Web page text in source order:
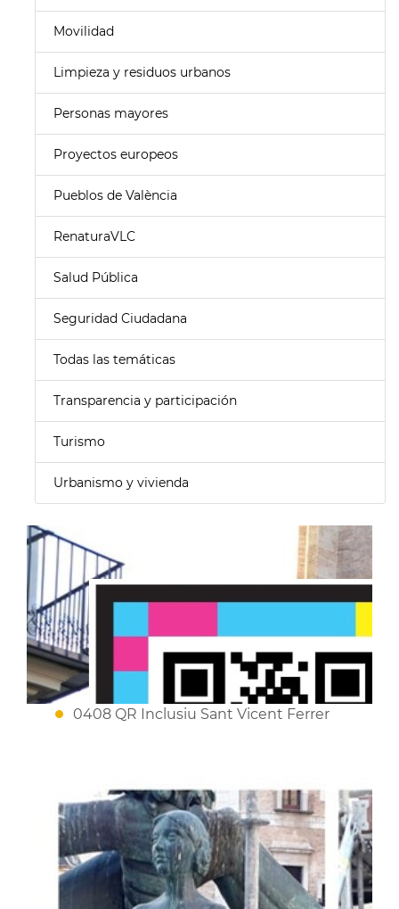
Movilidad
Limpieza y residuos urbanos
Personas mayores
Proyectos europeos
Pueblos de València
RenaturaVLC
Salud Pública
Seguridad Ciudadana
Todas las temáticas
Transparencia y participación
Turismo
Urbanismo y vivienda
0408 QR Inclusiu Sant Vicent Ferrer